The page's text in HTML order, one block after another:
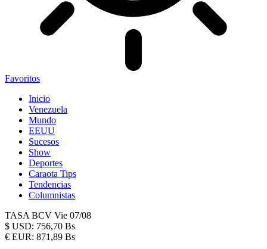
Favoritos
Inicio
Venezuela
Mundo
EEUU
Sucesos
Show
Deportes
Caraota Tips
Tendencias
Columnistas
TASA BCV Vie 07/08
$ USD: 756,70 Bs
€ EUR: 871,89 Bs